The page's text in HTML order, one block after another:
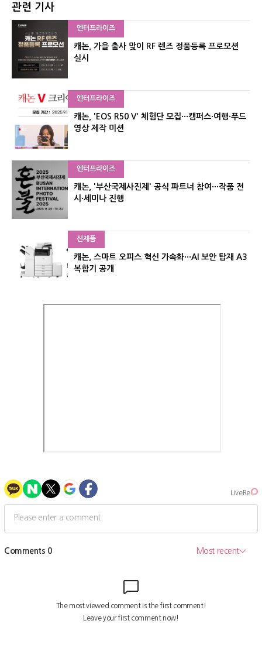
관련 기사
엔터프라이즈
캐논, 가을 출사 맞이 RF 렌즈 정품등록 프로모션
실시
엔터프라이즈
캐논, 'EOS R50 V' 체험단 모집···캠퍼스·여행·푸드
영상 제작 미션
엔터프라이즈
캐논, '부산국제사진제' 공식 파트너 참여···작품 전
시·세미나 진행
신제품
캐논, 스마트 오피스 혁신 가속화···AI 보안 탑재 A3
복합기 공개